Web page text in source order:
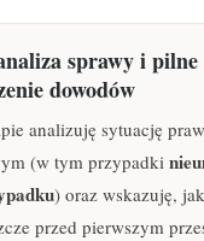
sprawy i pilne
dowodów
analizuję sytuację
(w tym przypadki
) oraz wskazuję,
przed pierwszym